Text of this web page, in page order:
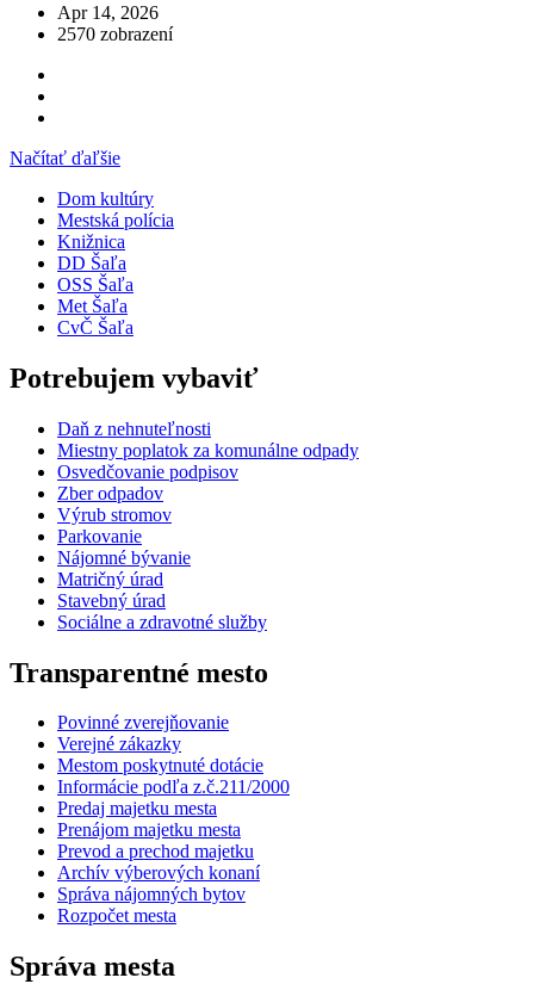
Apr 14, 2026
2570 zobrazení
Načítať ďaľšie
Dom kultúry
Mestská polícia
Knižnica
DD Šaľa
OSS Šaľa
Met Šaľa
CvČ Šaľa
Potrebujem vybaviť
Daň z nehnuteľnosti
Miestny poplatok za komunálne odpady
Osvedčovanie podpisov
Zber odpadov
Výrub stromov
Parkovanie
Nájomné bývanie
Matričný úrad
Stavebný úrad
Sociálne a zdravotné služby
Transparentné mesto
Povinné zverejňovanie
Verejné zákazky
Mestom poskytnuté dotácie
Informácie podľa z.č.211/2000
Predaj majetku mesta
Prenájom majetku mesta
Prevod a prechod majetku
Archív výberových konaní
Správa nájomných bytov
Rozpočet mesta
Správa mesta